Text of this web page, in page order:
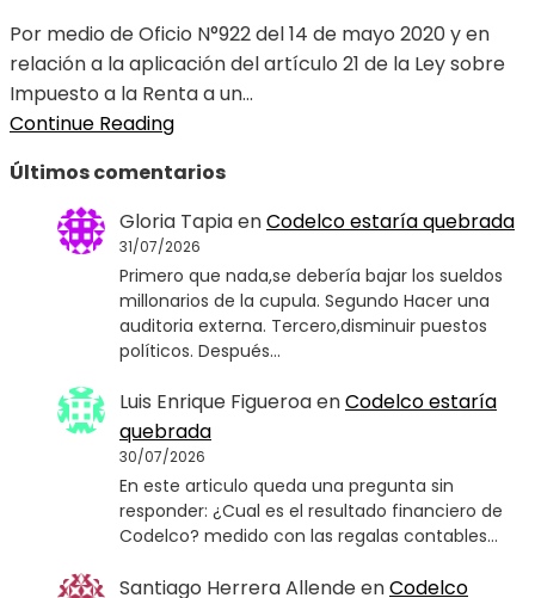
Por medio de Oficio N°922 del 14 de mayo 2020 y en
relación a la aplicación del artículo 21 de la Ley sobre
Impuesto a la Renta a un...
Continue Reading
Últimos comentarios
Gloria TapiaenCodelco estaría quebrada
31/07/2026
Primero que nada,se debería bajar los sueldos
millonarios de la cupula. Segundo Hacer una
auditoria externa. Tercero,disminuir puestos
políticos. Después…
Luis Enrique FigueroaenCodelco estaría
quebrada
30/07/2026
En este articulo queda una pregunta sin
responder: ¿Cual es el resultado financiero de
Codelco? medido con las regalas contables…
Santiago Herrera AllendeenCodelco